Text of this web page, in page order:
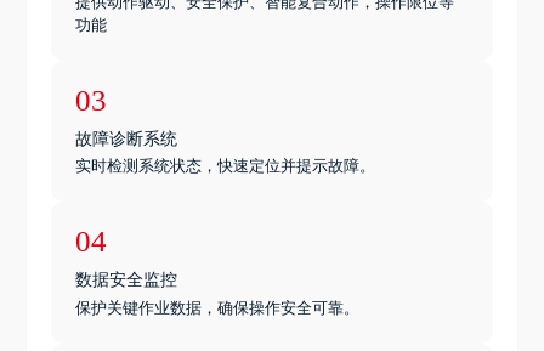
功能
03
故障诊断系统
实时检测系统状态，快速定位并提示故障。
04
数据安全监控
保护关键作业数据，确保操作安全可靠。